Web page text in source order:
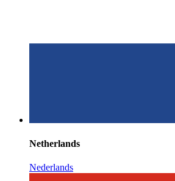
Netherlands
Nederlands